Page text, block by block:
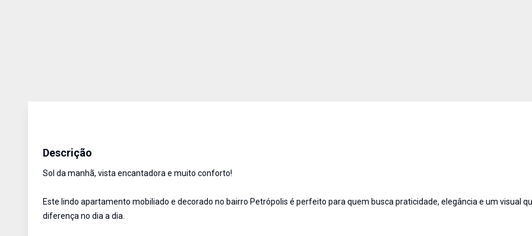
Descrição
Sol da manhã, vista encantadora e muito conforto!
Este lindo apartamento mobiliado e decorado no bairro Petrópolis é perfeito para quem busca praticidade, elegância e um visual
diferença no dia a dia.